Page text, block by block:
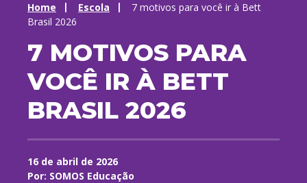
Home Escola
7 motivos para você ir à Bett
Brasil 2026
7 MOTIVOS PARA
VOCÊ IR À BETT
BRASIL 2026
16 de abril de 2026
Por: SOMOS Educação